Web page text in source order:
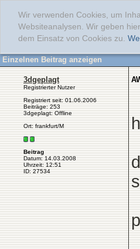
Wir verwenden Cookies, um
Websiteanalysen. Wir geben
dem Einsatz von Cookies zu.
Einzelnen Beitrag anzeigen
3dgeplagt
Registrierter Nutzer
Registriert seit: 01.06.2006
Beiträge: 253
3dgeplagt: Offline
Ort: frankfurt/M
Beitrag
Datum: 14.03.2008
Uhrzeit: 12:51
ID: 27534